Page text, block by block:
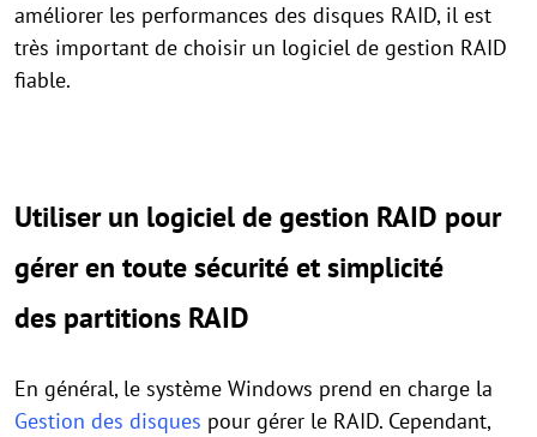
améliorer les performances des disques RAID, il est
très important de choisir un logiciel de gestion RAID
fiable.
Utiliser un logiciel de gestion RAID pour
gérer en toute sécurité et simplicité
des partitions RAID
En général, le système Windows prend en charge la
Gestion des disques pour gérer le RAID. Cependant,